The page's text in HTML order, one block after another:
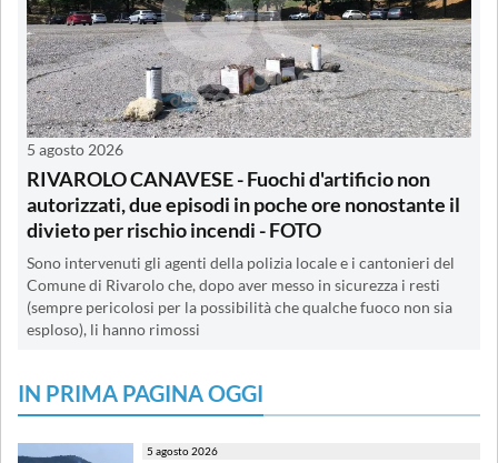
5 agosto 2026
RIVAROLO CANAVESE - Fuochi d'artificio non
autorizzati, due episodi in poche ore nonostante il
divieto per rischio incendi - FOTO
Sono intervenuti gli agenti della polizia locale e i cantonieri del
Comune di Rivarolo che, dopo aver messo in sicurezza i resti
(sempre pericolosi per la possibilità che qualche fuoco non sia
esploso), li hanno rimossi
IN PRIMA PAGINA OGGI
5 agosto 2026